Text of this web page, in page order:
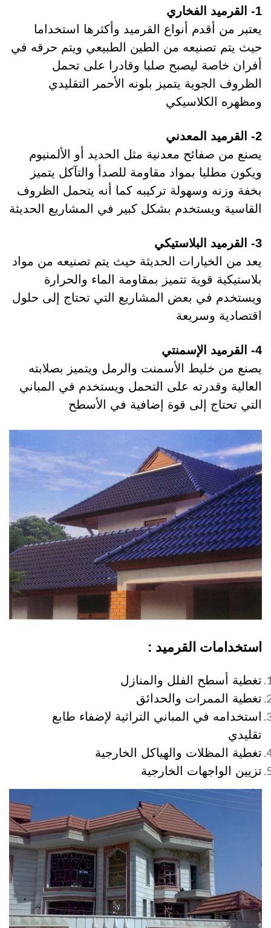
1- القرميد الفخاري
يعتبر من أقدم أنواع القرميد وأكثرها استخداما
حيث يتم تصنيعه من الطين الطبيعي ويتم حرقه في
أفران خاصة ليصبح صلبا وقادرا على تحمل
الظروف الجوية يتميز بلونه الأحمر التقليدي
ومظهره الكلاسيكي
2- القرميد المعدني
يصنع من صفائح معدنية مثل الحديد أو الألمنيوم
ويكون مطليا بمواد مقاومة للصدأ والتآكل يتميز
بخفة وزنه وسهولة تركيبه كما أنه يتحمل الظروف
القاسية ويستخدم بشكل كبير في المشاريع الحديثة
3- القرميد البلاستيكي
يعد من الخيارات الحديثة حيث يتم تصنيعه من مواد
بلاستيكية قوية تتميز بمقاومة الماء والحرارة
ويستخدم في بعض المشاريع التي تحتاج إلى حلول
اقتصادية وسريعة
4- القرميد الإسمنتي
يصنع من خليط الأسمنت والرمل ويتميز بصلابته
العالية وقدرته على التحمل ويستخدم في المباني
التي تحتاج إلى قوة إضافية في الأسطح
استخدامات القرميد :
تغطية أسطح الفلل والمنازل
تغطية الممرات والحدائق
استخدامه في المباني التراثية لإضفاء طابع
تقليدي
تغطية المظلات والهياكل الخارجية
تزيين الواجهات الخارجية